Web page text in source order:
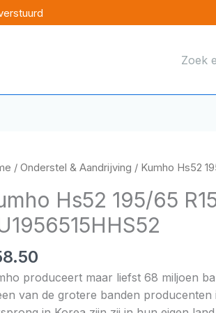
naar:
/ Onderstel & Aandrijving / Kumho Hs52
Hs52 195/65
produceert maar liefst 68 miljoen
van de grotere banden producenten